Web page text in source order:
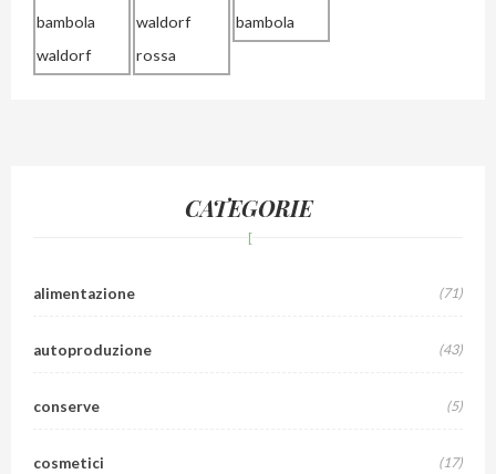
CATEGORIE
alimentazione (71)
autoproduzione (43)
conserve (5)
cosmetici (17)